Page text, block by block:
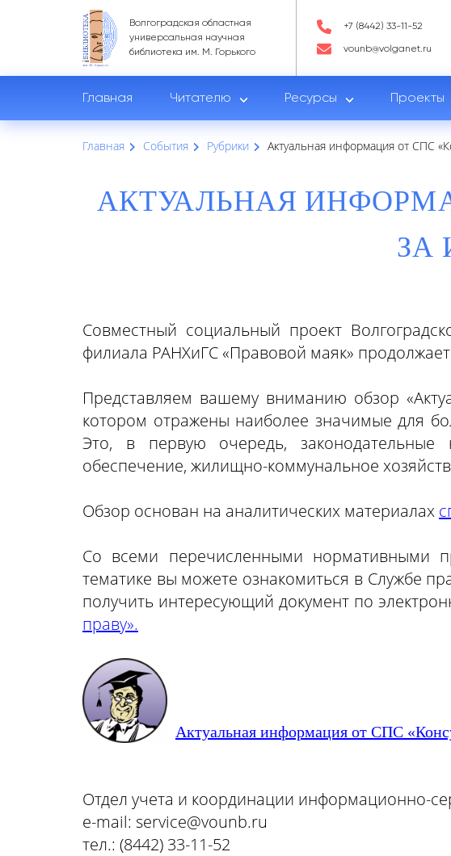
Волгоградская областная
универсальная научная
библиотека им. М. Горького
+7 (8442) 33-11-52
vounb@volganet.ru
Главная Читателю Ресурсы Проекты
Главная События Рубрики Актуальная информация от СПС
АКТУАЛЬНАЯ
ЗА
Совместный социальный проект
филиала РАНХиГС «Правовой маяк»
Представляем вашему вниманию обзор
котором отражены наиболее значимые для
Это, в первую очередь, законодательные
обеспечение, жилищно-коммунальное
Обзор основан на аналитических материалах
Со всеми перечисленными нормативными
тематике вы можете ознакомиться в Службе
получить интересующий документ по
праву».
Актуальная информация от СПС
Отдел учета и координации информационно-
e-mail: service@vounb.ru
тел.: (8442) 33-11-52